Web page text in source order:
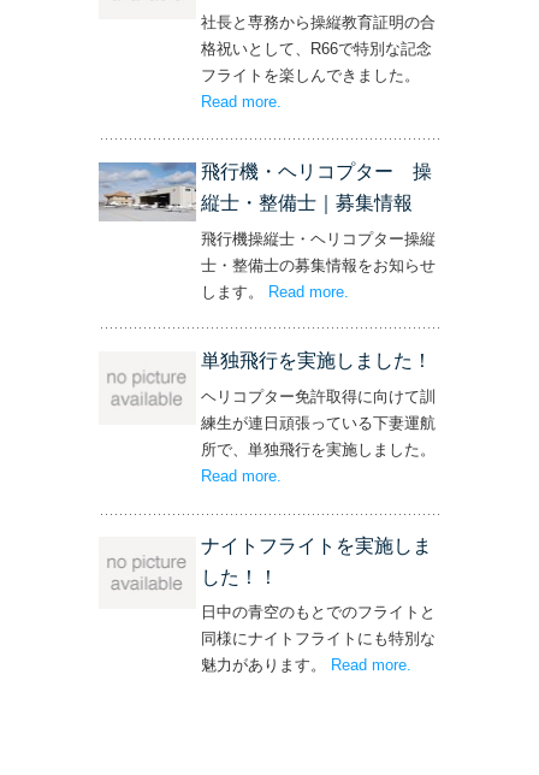
社長と専務から操縦教育証明の合
格祝いとして、R66で特別な記念
フライトを楽しんできました。
Read more– ‘社長と専務からの嬉しいプレゼン
.
飛行機・ヘリコプター 操
縦士・整備士｜募集情報
飛行機操縦士・ヘリコプター操縦
士・整備士の募集情報をお知らせ
します。 Read more
単独飛行を実施しました！
ヘリコプター免許取得に向けて訓
練生が連日頑張っている下妻運航
所で、単独飛行を実施しました。
Read more– ‘単独飛行を実施しました！’
.
ナイトフライトを実施しま
した！！
日中の青空のもとでのフライトと
同様にナイトフライトにも特別な
魅力があります。
Read more– ‘ナイトフライト
.